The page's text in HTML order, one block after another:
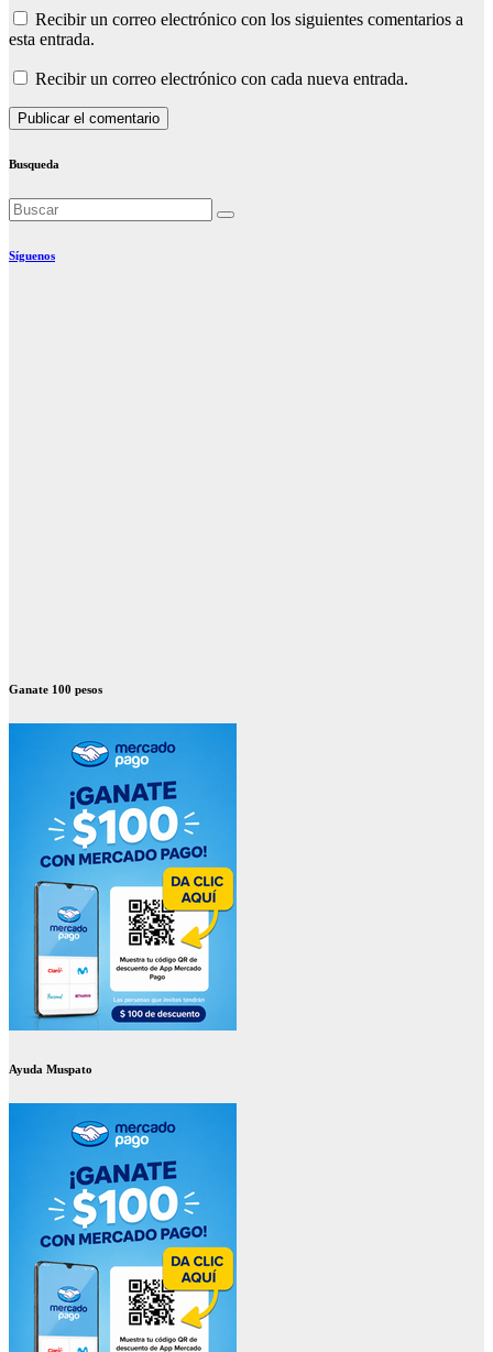
Recibir un correo electrónico con los siguientes comentarios a
esta entrada.
Recibir un correo electrónico con cada nueva entrada.
Busqueda
Síguenos
Ganate 100 pesos
Ayuda Muspato